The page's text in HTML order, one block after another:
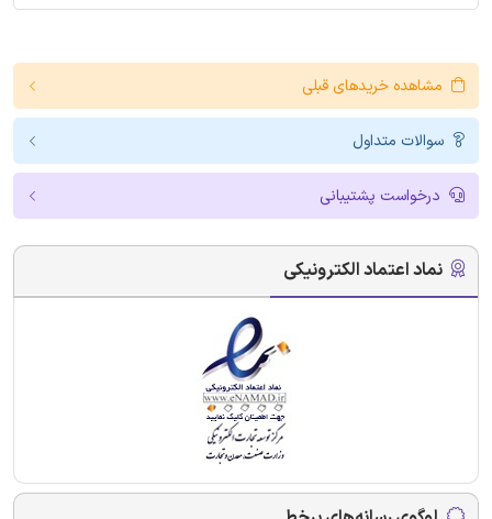
مشاهده خریدهای قبلی
سوالات متداول
درخواست پشتیبانی
نماد اعتماد الکترونیکی